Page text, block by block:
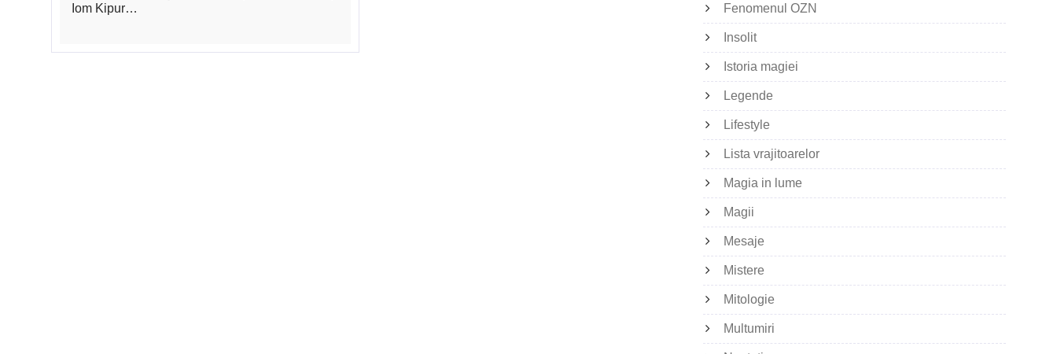
Iom Kipur…
Fenomenul OZN
Insolit
Istoria magiei
Legende
Lifestyle
Lista vrajitoarelor
Magia in lume
Magii
Mesaje
Mistere
Mitologie
Multumiri